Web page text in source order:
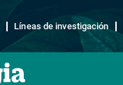
Líneas de investigación